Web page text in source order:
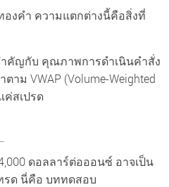
งคำ ความแตกต่างนี้คือสิ่งที่
คัญกับ คุณภาพการดำเนินคำสั่ง
าม VWAP (Volume-Weighted
ค่สเปรด
ดอลลาร์ต่อออนซ์ อาจเป็น
รด นี่คือ บททดสอบ